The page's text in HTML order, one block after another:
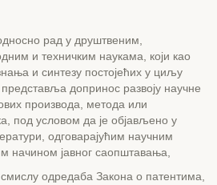
рад у друштвеним,
и техничким наукама, који као
и синтезу постојећих у циљу
допринос развоју научне
производа, метода или
под условом да је објављено у
одговарајућим научним
начином јавног саопштавања,
смислу одредаба Закона о патентима,